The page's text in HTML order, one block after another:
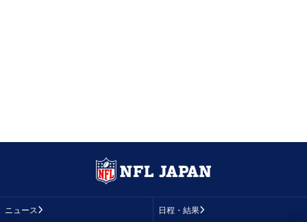
ニュース 日程・結果